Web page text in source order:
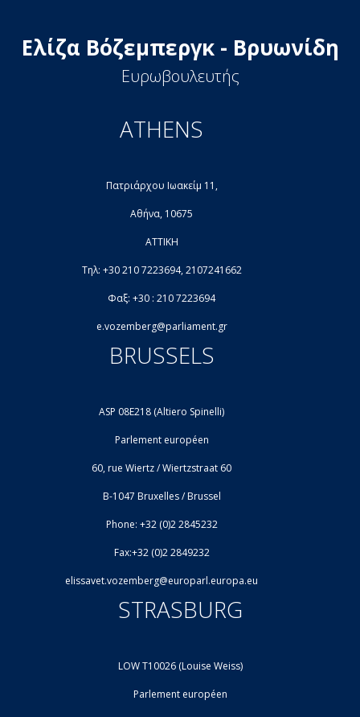
Ελίζα Βόζεμπεργκ - Βρυωνίδη
Ευρωβουλευτής
ATHENS
Πατριάρχου Ιωακείμ 11,
Αθήνα, 10675
ΑΤΤΙΚΗ
Τηλ: +30 210 7223694, 2107241662
Φαξ: +30 : 210 7223694
e.vozemberg@parliament.gr
BRUSSELS
ASP 08E218 (Altiero Spinelli)
Parlement européen
60, rue Wiertz / Wiertzstraat 60
B-1047 Bruxelles / Brussel
Phone: +32 (0)2 2845232
Fax:+32 (0)2 2849232
elissavet.vozemberg@europarl.europa.eu
STRASBURG
LOW T10026 (Louise Weiss)
Parlement européen